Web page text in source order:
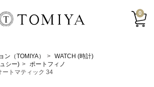
0
ン（TOMIYA）
WATCH (時計)
シー)
ポートフィノ
ートマティック 34